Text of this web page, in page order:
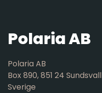
Polaria AB
Polaria AB
Box 890, 851 24 Sundsvall
Sverige